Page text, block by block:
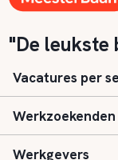
"De leukste
Vacatures per
Basisonderwijs
Speciaal (basis)
Werkzoekenden
Aanmelden
Werkgevers